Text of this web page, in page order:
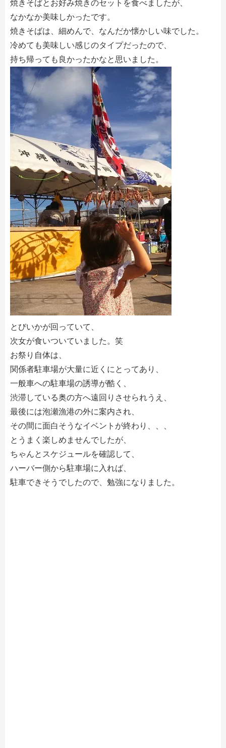
焼きそばとお好み焼きのセットを食べましたが、
なかなか美味しかったです。
焼きそばは、細めんで、なんだか懐かしい味でした。
冷めても美味しい感じのタイプだったので、
持ち帰っても良かったかなと思いました。
とびいかが回っていて、
次女が食いついていました。笑
お祭り自体は、
関係者駐車場が大量に近くにとってあり、
一般車への駐車場の誘導が酷く、
渋滞している奥の方へ遠回りさせられうえ、
最後には泡瀬漁港の外に案内され、
その間に面白そうなイベントが終わり、、、
とうまく楽しめませんでしたが、
ちゃんとスケジュールを確認して、
ハーバー側から駐車場に入れば、
駐車できそうでしたので、勉強になりました。